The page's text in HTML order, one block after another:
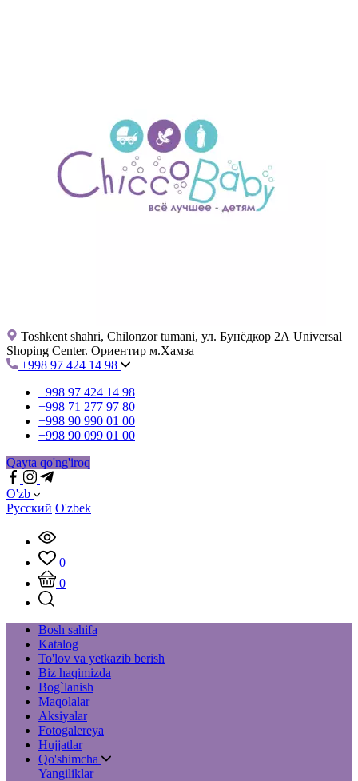
Toshkent shahri, Chilonzor tumani, ул. Бунёдкор 2А Universal
Shoping Center. Ориентир м.Хамза
+998 97 424 14 98
+998 97 424 14 98
+998 71 277 97 80
+998 90 990 01 00
+998 90 099 01 00
Qayta qo'ng'iroq
O'zb
Русский O'zbek
0
0
Bosh sahifa
Katalog
To'lov va yetkazib berish
Biz haqimizda
Bog`lanish
Maqolalar
Aksiyalar
Fotogalereya
Hujjatlar
Qo'shimcha
Yangiliklar